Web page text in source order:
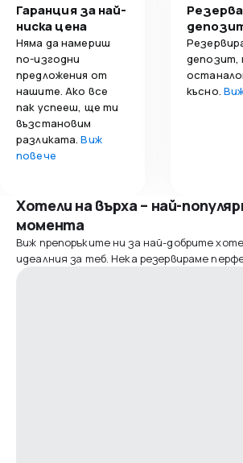
Гаранция за най-
ниска цена
Няма да намериш
по-изгодни
предложения от
нашите. Ако все
пак успееш, ще ти
възстановим
разликата.Виж
повече
депозит,
късно.
Хотели на върха – най-
момента
Виж препоръките ни за най-добрите
идеалния за теб. Нека резервираме